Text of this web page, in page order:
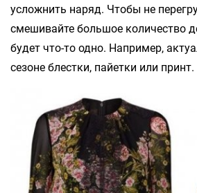
усложнить наряд. Чтобы не
смешивайте большое количество
будет что-то одно. Например,
сезоне блестки, пайетки или принт.